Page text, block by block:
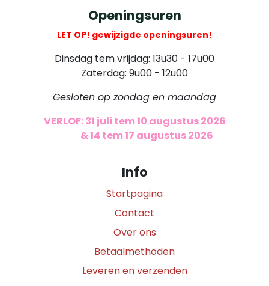
Openingsuren
LET OP! gewijzigde openingsuren!
Dinsdag tem vrijdag: 13u30 - 17u00
Zaterdag: 9u00 - 12u00
Gesloten op zondag en maandag
VERLOF: 31 juli tem 10 augustus 2026
& 14 tem 17 augustus 2026
Info
Startpagina
Contact
Over ons
Betaalmethoden
Leveren en verzenden